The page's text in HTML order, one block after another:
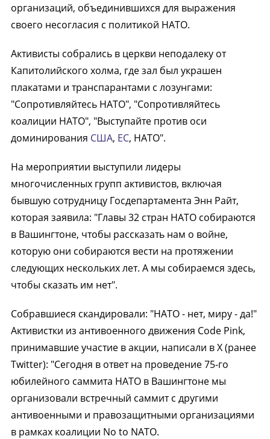
организаций, объединившихся для выражения
своего несогласия с политикой НАТО.
Активисты собрались в церкви неподалеку от
Капитолийского холма, где зал был украшен
плакатами и транспарантами с лозунгами:
"Сопротивляйтесь НАТО", "Сопротивляйтесь
коалиции НАТО", "Выступайте против оси
доминирования США, ЕС, НАТО".
На мероприятии выступили лидеры
многочисленных групп активистов, включая
бывшую сотрудницу Госдепартамента Энн Райт,
которая заявила: "Главы 32 стран НАТО собираются
в Вашингтоне, чтобы рассказать нам о войне,
которую они собираются вести на протяжении
следующих нескольких лет. А мы собираемся здесь,
чтобы сказать им нет".
Собравшиеся скандировали: "НАТО - нет, миру - да!"
Активистки из антивоенного движения Code Pink,
принимавшие участие в акции, написали в X (ранее
Twitter): "Сегодня в ответ на проведение 75-го
юбилейного саммита НАТО в Вашингтоне мы
организовали встречный саммит с другими
антивоенными и правозащитными организациями
в рамках коалиции No to NATO.